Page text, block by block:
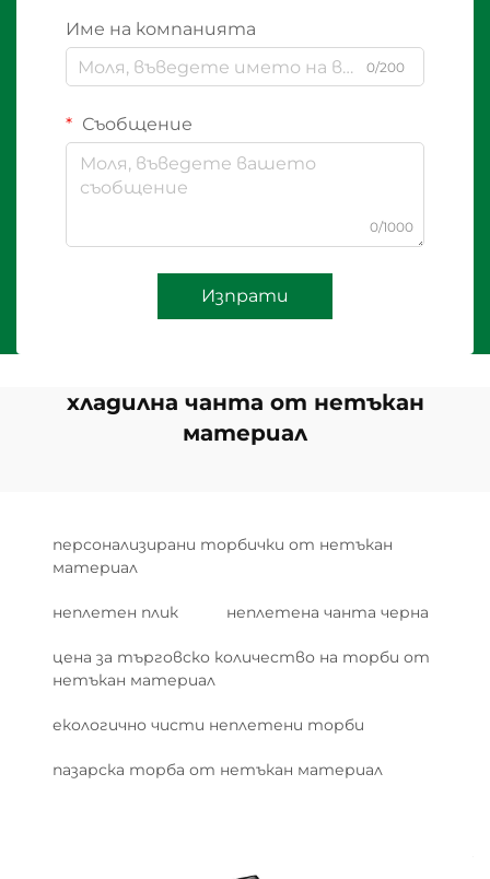
Име на компанията
0/200
Съобщение
0/1000
Изпрати
хладилна чанта от нетъкан
материал
персонализирани торбички от нетъкан
материал
неплетен плик неплетена чанта черна
цена за търговско количество на торби от
нетъкан материал
екологично чисти неплетени торби
пазарска торба от нетъкан материал